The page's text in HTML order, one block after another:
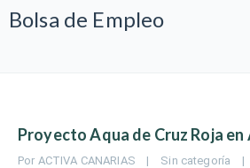
Bolsa de Empleo
Proyecto Aqua de Cruz Roja
Por ACTIVA CANARIAS | Sin categoría |